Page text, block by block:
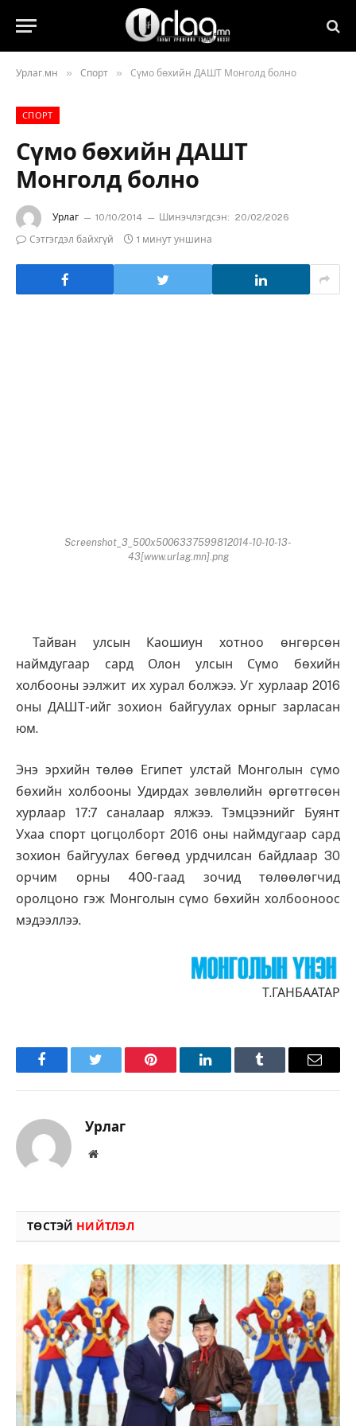
Урлаг.мн » Спорт » Сүмо бөхийн ДАШТ Монголд болно
СПОРТ
Сүмо бөхийн ДАШТ
Монголд болно
Урлаг 10/10/2014 Шинэчлэгдсэн: 20/02/2026
Сэтгэгдэл байхгүй
1 минут уншина
Screenshot_3_500x5006337599812014-10-10-13-
43[www.urlag.mn].png
Тайван улсын Каошиун хотноо өнгөрсөн
наймдугаар сард Олон улсын Сүмо бөхийн
холбооны ээлжит их хурал болжээ. Уг хурлаар 2016
оны ДАШТ-ийг зохион байгуулах орныг зарласан
юм.
Энэ эрхийн төлөө Египет улстай Монголын сүмо
бөхийн холбооны Удирдах зөвлөлийн өргөтгөсөн
хурлаар 17:7 саналаар ялжээ. Тэмцээнийг Буянт
Ухаа спорт цогцолборт 2016 оны наймдугаар сард
зохион байгуулах бөгөөд урдчилсан байдлаар 30
орчим орны 400-гаад зочид төлөөлөгчид
оролцоно гэж Монголын сүмо бөхийн холбооноос
мэдээллээ.
Т.ГАНБААТАР
FacebookTwitter Pinterest LinkedInTumblr Имэйл
Урлаг
Вэбсайт
ТӨСТЭЙ НИЙТЛЭЛ